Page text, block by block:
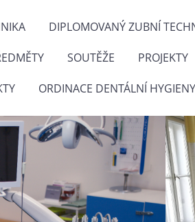
DIPLOMOVANÝ ZUBNÍ
SOUTĚŽE PROJEKTY
ORDINACE DENTÁLNÍ HYGIENY